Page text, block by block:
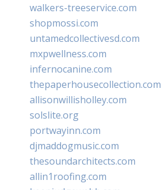
walkers-treeservice.com
shopmossi.com
untamedcollectivesd.com
mxpwellness.com
infernocanine.com
thepaperhousecollection.com
allisonwillisholley.com
solslite.org
portwayinn.com
djmaddogmusic.com
thesoundarchitects.com
allin1roofing.com